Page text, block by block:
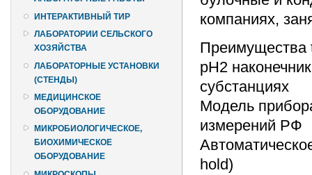
ИНТЕРАКТИВНЫЙ ТИР
ЛАБОРАТОРИИ СЕЛЬСКОГО
ХОЗЯЙСТВА
ЛАБОРАТОРНЫЕ УСТАНОВКИ
(СТЕНДЫ)
МЕДИЦИНСКОЕ
ОБОРУДОВАНИЕ
МИКРОБИОЛОГИЧЕСКОЕ,
БИОХИМИЧЕСКОЕ
ОБОРУДОВАНИЕ
компаниях,
Преимущества
pH2
субстанциях
Модель
измерений РФ
hold)